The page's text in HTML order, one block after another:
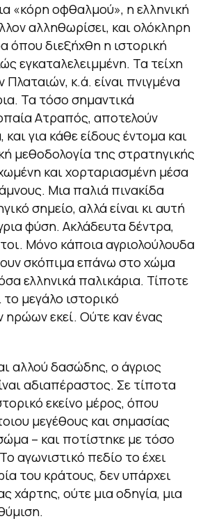
«κόρη οφθαλμού», η ελληνική
αλληθωρίσει, και ολόκληρη
όπου διεξήχθη η ιστορική
εγκαταλελειμμένη. Τα τείχη
κ.ά. είναι πνιγμένα
Τα τόσο σημαντικά
Ατραπός, αποτελούν
και για κάθε είδους έντομα και
μεθοδολογία της στρατηγικής
και χορταριασμένη μέσα
Μια παλιά πινακίδα
σημείο, αλλά είναι κι αυτή
φύση. Ακλάδευτα δέντρα,
Μόνο κάποια αγριολούλουδα
σκόπιμα επάνω στο χώμα
ελληνικά παλικάρια. Τίποτε
μεγάλο ιστορικό
ηρώων εκεί. Ούτε καν ένας
αλλού δασώδης, ο άγριος
αδιαπέραστος. Σε τίποτα
εκείνο μέρος, όπου
μεγέθους και σημασίας
– και ποτίστηκε με τόσο
αγωνιστικό πεδίο το έχει
του κράτους, δεν υπάρχει
χάρτης, ούτε μια οδηγία, μια